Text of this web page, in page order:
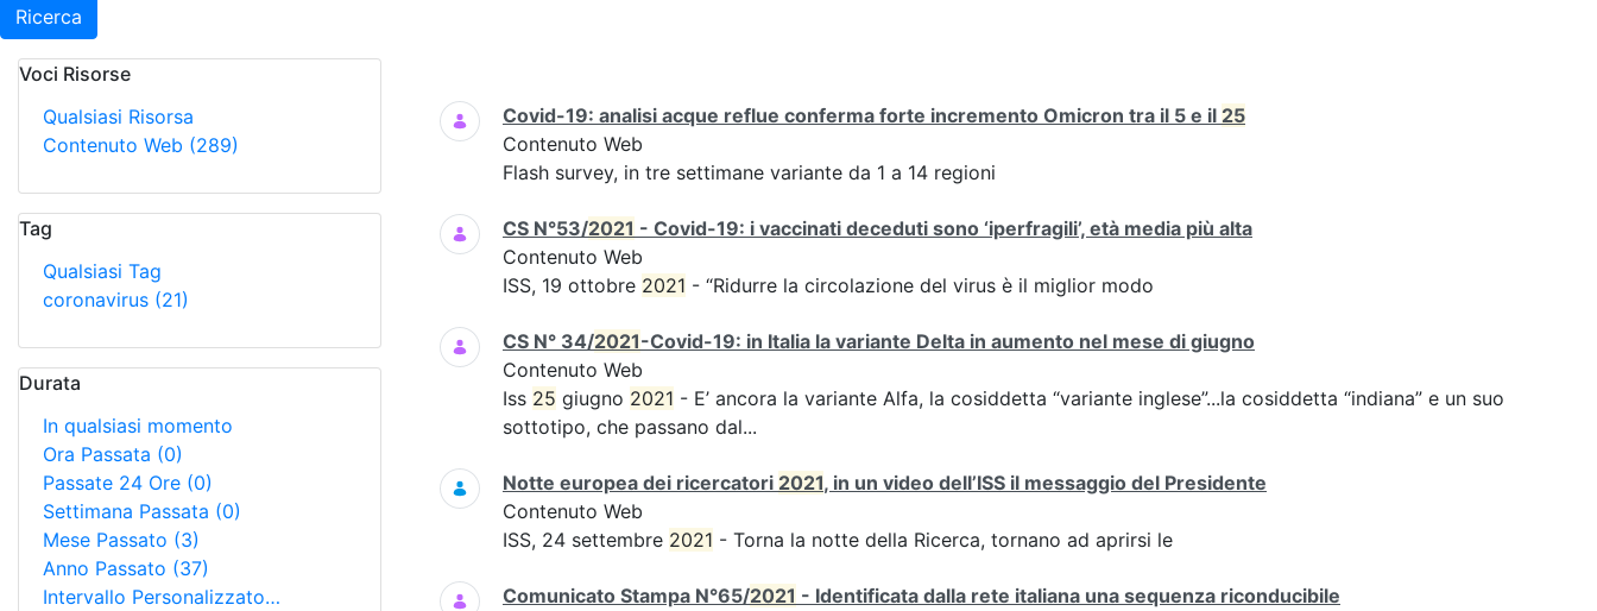
Ricerca
Voci Risorse
Qualsiasi Risorsa
Contenuto Web (289)
Tag
Qualsiasi Tag
coronavirus (21)
Durata
In qualsiasi momento
Ora Passata (0)
Passate 24 Ore (0)
Settimana Passata (0)
Mese Passato (3)
Anno Passato (37)
Intervallo Personalizzato…
Ricerca
Covid-19: analisi acque reflue conferma forte incremento Omicron tra il 5 e il 25
Contenuto Web
Flash survey, in tre settimane variante da 1 a 14 regioni
CS N°53/2021 - Covid-19: i vaccinati deceduti sono ‘iperfragili’, età media più alta
Contenuto Web
ISS, 19 ottobre 2021 - “Ridurre la circolazione del virus è il miglior modo
CS N° 34/2021-Covid-19: in Italia la variante Delta in aumento nel mese di giugno
Contenuto Web
Iss 25 giugno 2021 - E’ ancora la variante Alfa, la cosiddetta “variante inglese”...la cosiddetta “indiana” e un suo
sottotipo, che passano dal...
Notte europea dei ricercatori 2021, in un video dell’ISS il messaggio del Presidente
Contenuto Web
ISS, 24 settembre 2021 - Torna la notte della Ricerca, tornano ad aprirsi le
Comunicato Stampa N°65/2021 - Identificata dalla rete italiana una sequenza riconducibile